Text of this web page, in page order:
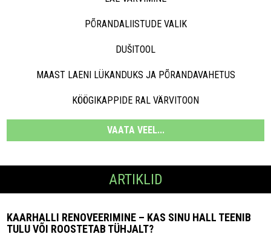
PÕRANDALIISTUDE VALIK
DUŠITOOL
MAAST LAENI LÜKANDUKS JA PÕRANDAVAHETUS
KÖÖGIKAPPIDE RAL VÄRVITOON
VAATA VEEL...
ARTIKLID
KAARHALLI RENOVEERIMINE – KAS SINU HALL TEENIB
TULU VÕI ROOSTETAB TÜHJALT?